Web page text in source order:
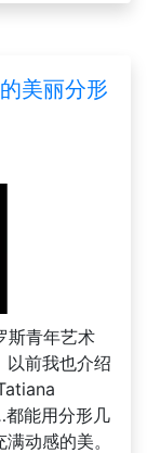
美丽分形
斯青年艺术
以前我也介绍
能用分形几
动感的美。